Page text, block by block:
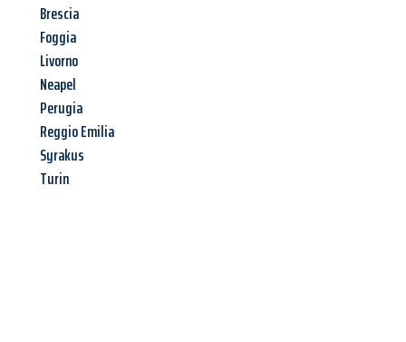
Brescia
Foggia
Livorno
Neapel
Perugia
Reggio Emilia
Syrakus
Turin